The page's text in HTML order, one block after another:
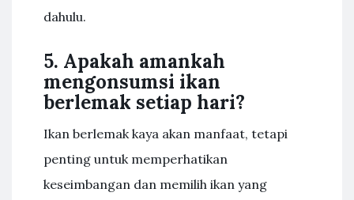
dahulu.
5. Apakah amankah
mengonsumsi ikan
berlemak setiap hari?
Ikan berlemak kaya akan manfaat, tetapi
penting untuk memperhatikan
keseimbangan dan memilih ikan yang